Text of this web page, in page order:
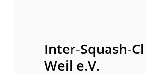
Inter-Squash-
Weil e.V.